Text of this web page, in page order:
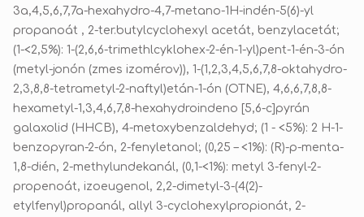
3a,4,5,6,7,7a-hexahydro-4,7-metano-1H-indén-5(6)-yl
propanoát , 2-ter.butylcyclohexyl acetát, benzylacetát;
(1-<2,5%): 1-(2,6,6-trimethlcyklohex-2-én-1-yl)pent-1-én-3-ón
(metyl-jonón (zmes izomérov)), 1-(1,2,3,4,5,6,7,8-oktahydro-
2,3,8,8-tetrametyl-2-naftyl)etán-1-ón (OTNE), 4,6,6,7,8,8-
hexametyl-1,3,4,6,7,8-hexahydroindeno [5,6-c]pyrán
galaxolid (HHCB), 4-metoxybenzaldehyd; (1 - <5%): 2 H-1-
benzopyran-2-ón, 2-fenyletanol; (0,25 – <1%): (R)-p-menta-
1,8-dién, 2-methylundekanál, (0,1-<1%): metyl 3-fenyl-2-
propenoát, izoeugenol, 2,2-dimetyl-3-(4(2)-
etylfenyl)propanál, allyl 3-cyclohexylpropionát, 2-